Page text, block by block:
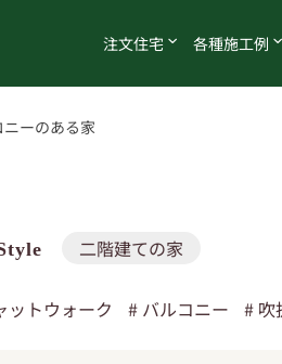
注文住宅 各種施工例
ーのある家
二階建ての家
ットウォーク バルコニー 吹